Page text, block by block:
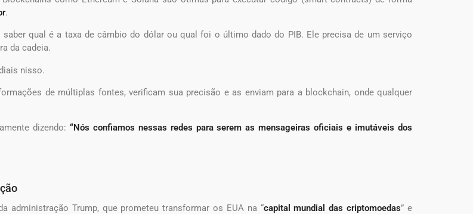
.
qual é a taxa de câmbio do dólar ou qual foi o último dado do PIB. Ele precisa de um serviço
da cadeia.
nisso.
de múltiplas fontes, verificam sua precisão e as enviam para a blockchain, onde qualquer
dizendo: “Nós confiamos nessas redes para serem as mensageiras oficiais e imutáveis dos
administração Trump, que prometeu transformar os EUA na “capital mundial das criptomoedas” e